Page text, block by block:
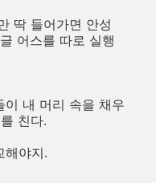
딱 들어가면 안성
어스를 따로 실행
이 내 머리 속을 채우
친다.
해야지.